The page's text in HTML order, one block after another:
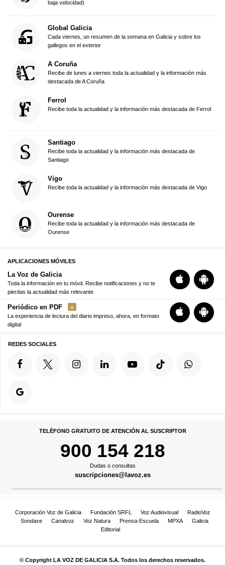
baja velocidad)
Global Galicia
Cada viernes, un resumen de la semana en Galicia y sobre los
gallegos en el exterior
A Coruña
Recibe de lunes a viernes toda la actualidad y la información más
destacada de A Coruña
Ferrol
Recibe toda la actualidad y la información más destacada de Ferrol
Santiago
Recibe toda la actualidad y la información más destacada de
Santiago
Vigo
Recibe toda la actualidad y la información más destacada de Vigo
Ourense
Recibe toda la actualidad y la información más destacada de
Ourense
APLICACIONES MÓVILES
La Voz de Galicia
Toda la información en tu móvil. Recibe notificaciones y no te
pierdas la actualidad más relevante
Periódico en PDF
La experiencia de lectura del diario impreso, ahora, en formato
digital
REDES SOCIALES
TELÉFONO GRATUITO DE ATENCIÓN AL SUSCRIPTOR
900 154 218
Dudas o consultas
suscripciones@lavoz.es
Corporación Voz de Galicia Fundación SRFL Voz Audiovisual
RadioVoz
Sondaxe
Canalvoz Voz Natura Prensa-Escuela MPXA
Galicia
Editorial
© Copyright LA VOZ DE GALICIA S.A. Todos los derechos reservados.